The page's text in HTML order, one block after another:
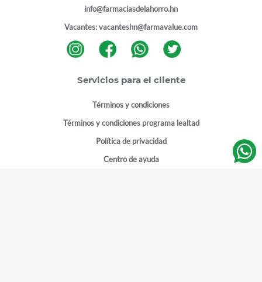
info@farmaciasdelahorro.hn
Vacantes:vacanteshn@farmavalue.com
Servicios para el cliente
Términos y condiciones
Términos y condiciones programa lealtad
Política de privacidad
Centro de ayuda